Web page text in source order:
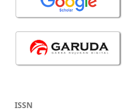
ISSN